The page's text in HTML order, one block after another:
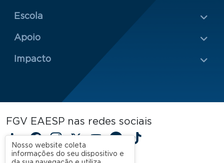
Escola
Rodapé 2
Apoio
Impacto
FGV EAESP nas redes sociais
LinkedIn
Facebook
Instagram
X YouTube
Spotify
Nosso website coleta
informações do seu dispositivo e